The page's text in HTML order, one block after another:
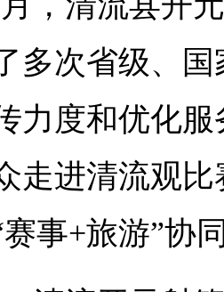
多次省级、
力度和优化
走进清流观
事+旅游”协